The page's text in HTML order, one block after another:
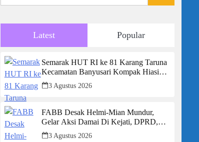
Latest Popular
Semarak HUT RI ke 81 Karang Taruna
Kecamatan Banyusari Kompak Hiasi
Gapura Kantor Camat
3 Agustus 2026
FABB Desak Helmi-Mian Mundur,
Gelar Aksi Damai Di Kejati, DPRD,
Dan Kantor Gubernur Bengkulu
3 Agustus 2026